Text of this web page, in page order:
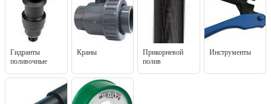
Гидранты
поливочные
Краны
Прикорневой
полив
Инструменты